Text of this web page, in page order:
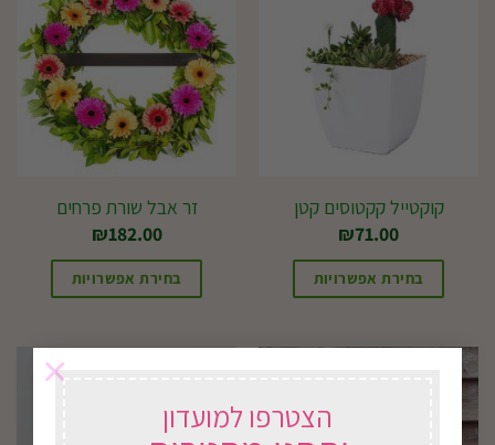
הצטרפו למועדון
×
קוקטייל קקטוסים קטן
₪71.00
בחירת אפשרויות
זר אבל שורת פרחים
₪182.00
בחירת אפשרויות